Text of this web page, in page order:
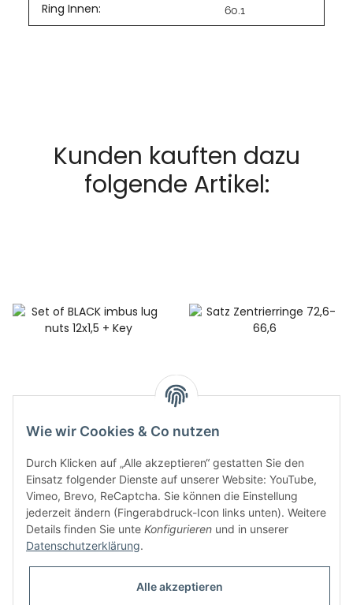
Ring Innen: 60.1
Kunden kauften dazu
folgende Artikel:
25,00 €*
Wie wir Cookies & Co nutzen
Durch Klicken auf „Alle akzeptieren“ gestatten Sie den
Einsatz folgender Dienste auf unserer Website: YouTube,
Vimeo, Brevo, ReCaptcha. Sie können die Einstellung
jederzeit ändern (Fingerabdruck-Icon links unten). Weitere
Details finden Sie unte Konfigurieren und in unserer
Datenschutzerklärung.
Alle akzeptieren